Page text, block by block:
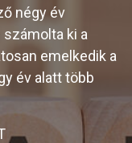
négy év
ki a
emelkedik a
év alatt több